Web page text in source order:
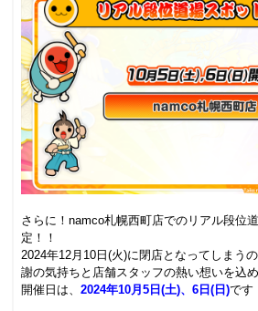
さらに！namco札幌西町店でのリアル段位
定！！
2024年12月10日(火)に閉店となってしまう
謝の気持ちと店舗スタッフの熱い想いを込
開催日は、2024年10月5日(土)、6日(日)です